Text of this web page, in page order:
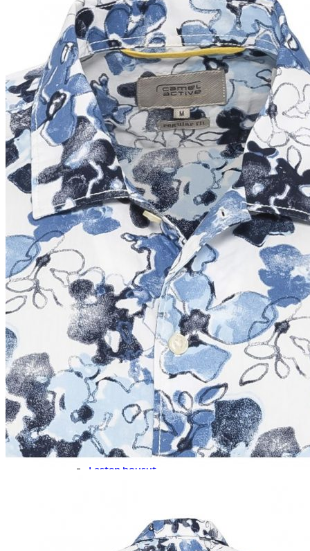
Naisten neuleet
Naisten neuletakit
Naisten neulepuserot
Naisten mekot ja hameet
Mekot
Hameet
Naisten housut
Leggingsit ja collegehousut
Naisten housut
Naisten farkut
Caprit ja shortsit
Naisten asusteet
Vyöt ja korut
Naisten päähineet, huivit ja käsineet
Naisten yöasut ja alusvaatteet
Naisten alusvaatteet
Sukat ja sukkahousut
Naisten yöasut
Naisten aamutakit ja kylpytakit
Naisten takit
Naisten kevät-ja syystakit
Naisten nahkatakit
Naisten talvitakit
LAPSET
Lasten paidat
Lasten paidat
Lasten kauluspaidat
Lasten trikoopaidat
Lasten colleget ja hupparit
Lasten neuleet
Lasten mekot ja hameet
Mekot ja hameet
Lasten puvut,bleiserit,liivit
Liivit
Lasten housut
Lasten housut
Lasten juhlahousut
Yöasut ja kylpytakit
Lasten yöpaidat